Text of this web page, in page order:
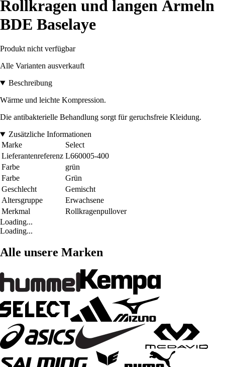
Rollkragen und langen Ärmeln
BDE Baselaye
Produkt nicht verfügbar
Alle Varianten ausverkauft
Beschreibung
Wärme und leichte Kompression.
Die antibakterielle Behandlung sorgt für geruchsfreie Kleidung.
Zusätzliche Informationen
Marke
Select
Lieferantenreferenz L660005-400
Farbe
grün
Farbe
Grün
Geschlecht
Gemischt
Altersgruppe
Erwachsene
Merkmal
Rollkragenpullover
Loading...
Loading...
Alle unsere Marken